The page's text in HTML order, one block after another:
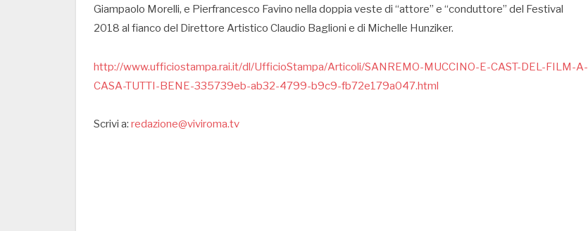
Giampaolo Morelli, e Pierfrancesco Favino nella doppia veste di “attore” e “conduttore” del Festival
2018 al fianco del Direttore Artistico Claudio Baglioni e di Michelle Hunziker.
http://www.ufficiostampa.rai.it/dl/UfficioStampa/Articoli/SANREMO-MUCCINO-E-CAST-DEL-FILM-A-
CASA-TUTTI-BENE-335739eb-ab32-4799-b9c9-fb72e179a047.html
Scrivi a: redazione@viviroma.tv